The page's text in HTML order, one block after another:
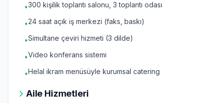
•300 kişilik toplantı salonu, 3 toplantı odası
•24 saat açık iş merkezi (faks, baskı)
•Simultane çeviri hizmeti (3 dilde)
•Video konferans sistemi
•Helal ikram menüsüyle kurumsal catering
Aile Hizmetleri